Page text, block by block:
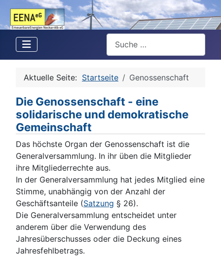
Suchen
Aktuelle Seite: Startseite Genossenschaft
Die Genossenschaft - eine
solidarische und demokratische
Gemeinschaft
Das höchste Organ der Genossenschaft ist die
Generalversammlung. In ihr üben die Mitglieder
ihre Mitgliederrechte aus.
In der Generalversammlung hat jedes Mitglied eine
Stimme, unabhängig von der Anzahl der
Geschäftsanteile (Satzung § 26).
Die Generalversammlung entscheidet unter
anderem über die Verwendung des
Jahresüberschusses oder die Deckung eines
Jahresfehlbetrags.